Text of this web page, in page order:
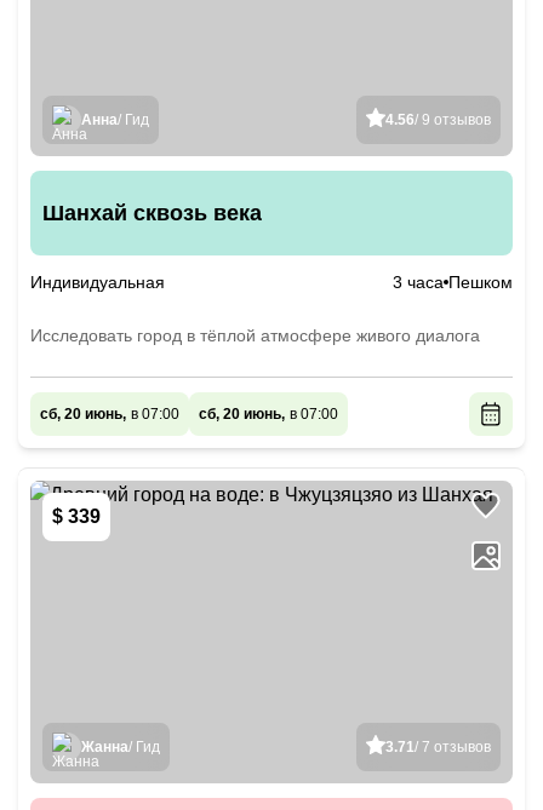
4.56/ 9 отзывов
Анна/ Гид
Шанхай сквозь века
Индивидуальная 3 часа Пешком
Исследовать город в тёплой атмосфере живого диалога
сб, 20 июнь, в 07:00 сб, 20 июнь, в 07:00
$ 339
3.71/ 7 отзывов
Жанна/ Гид